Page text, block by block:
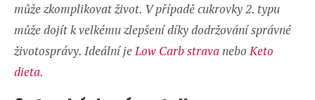
může zkomplikovat život. V případě cukrovky 2. typu
může dojít k velkému zlepšení díky dodržování správné
životosprávy. Ideální jeLow Carb stravaneboKeto
dieta.